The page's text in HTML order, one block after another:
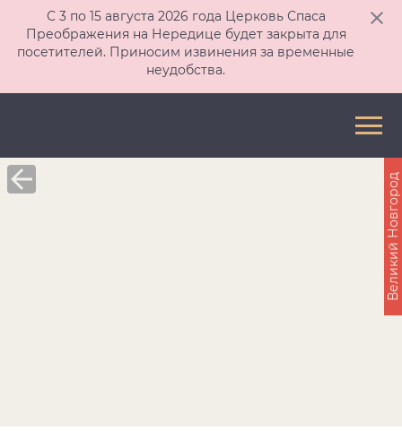
С 3 по 15 августа 2026 года Церковь Спаса
Преображения на Нередице будет закрыта для
посетителей. Приносим извинения за временные
неудобства.
Великий Новгород